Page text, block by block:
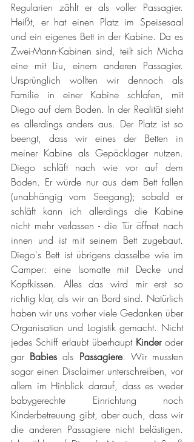
Regularien zählt er als voller Passagier.
Heißt, er hat einen Platz im Speisesaal
und ein eigenes Bett in der Kabine. Da es
Zwei-Mann-Kabinen sind, teilt sich Micha
eine mit Liu, einem anderen Passagier.
Ursprünglich wollten wir dennoch als
Familie in einer Kabine schlafen, mit
Diego auf dem Boden. In der Realität sieht
es allerdings anders aus. Der Platz ist so
beengt, dass wir eines der Betten in
meiner Kabine als Gepäcklager nutzen.
Diego schläft nach wie vor auf dem
Boden. Er würde nur aus dem Bett fallen
(unabhängig vom Seegang); sobald er
schläft kann ich allerdings die Kabine
nicht mehr verlassen - die Tür öffnet nach
innen und ist mit seinem Bett zugebaut.
Diego's Bett ist übrigens dasselbe wie im
Camper: eine Isomatte mit Decke und
Kopfkissen. Alles das wird mir erst so
richtig klar, als wir an Bord sind. Natürlich
haben wir uns vorher viele Gedanken über
Organisation und Logistik gemacht. Nicht
jedes Schiff erlaubt überhaupt Kinder oder
gar Babies als Passagiere. Wir mussten
sogar einen Disclaimer unterschreiben, vor
allem im Hinblick darauf, dass es weder
babygerechte Einrichtung noch
Kinderbetreuung gibt, aber auch, dass wir
die anderen Passagiere nicht belästigen.